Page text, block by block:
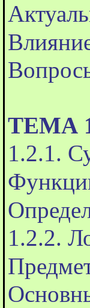
ТЕМА
1.2.1.
1.2.2.